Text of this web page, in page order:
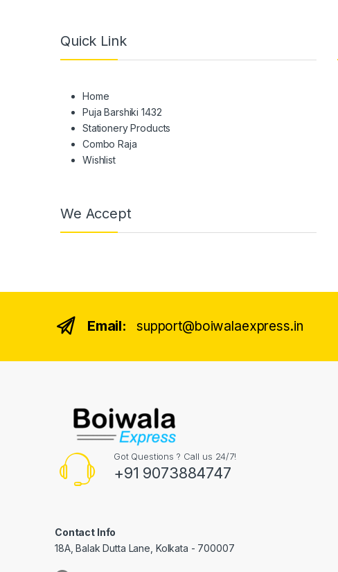
Quick Link
Home
Puja Barshiki 1432
Stationery Products
Combo Raja
Wishlist
We Accept
Email: support@boiwalaexpress.in
Got Questions ? Call us 24/7!
+91 9073884747
Contact Info
18A, Balak Dutta Lane, Kolkata - 700007